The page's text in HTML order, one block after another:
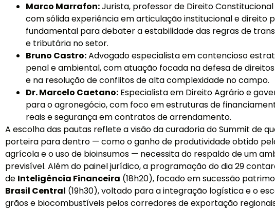
Marco Marrafon:Jurista, professor de Direito
com sólida experiência em articulação institucional e direito
fundamental para debater a estabilidade das regras de
e tributária no setor.
Bruno Castro:Advogado especialista em contencioso
penal e ambiental, com atuação focada na defesa de
e na resolução de conflitos de alta complexidade no campo.
Dr. Marcelo Caetano: Especialista em Direito Agrário e
para o agronegócio, com foco em estruturas de
reais e segurança em contratos de arrendamento.
A escolha das pautas reflete a visão da curadoria do Summit de
porteira para dentro — como o ganho de produtividade obtido
agrícola e o uso de bioinsumos — necessita do respaldo de um
previsível. Além do painel jurídico, a programação do dia 29
de Inteligência Financeira (18h20), focado em sucessão
Brasil Central (19h30), voltado para a integração logística e o
grãos e biocombustíveis pelos corredores de exportação